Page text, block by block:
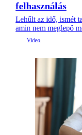
felhasználás
Lehűlt az idő, ismét
amin nem meglepő